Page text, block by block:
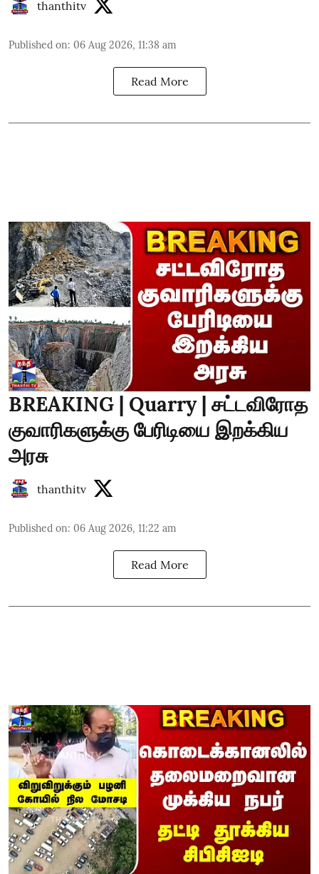
thanthitv
Published on: 06 Aug 2026, 11:38 am
Read More
BREAKING | Quarry | சட்டவிரோத
குவாரிகளுக்கு பேரிடியை இறக்கிய
அரசு
thanthitv
Published on: 06 Aug 2026, 11:22 am
Read More